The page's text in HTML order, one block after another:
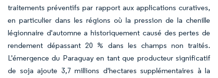
traitements préventifs par rapport aux applications curatives,
en particulier dans les régions où la pression de la chenille
légionnaire d'automne a historiquement causé des pertes de
rendement dépassant 20 % dans les champs non traités.
L'émergence du Paraguay en tant que producteur significatif
de soja ajoute 3,7 millions d'hectares supplémentaires à la